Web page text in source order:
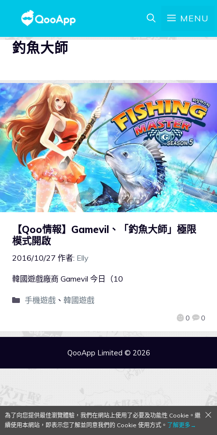
MENU
釣魚大師
【Qoo情報】Gamevil、「釣魚大師」極限
模式開啟
2016/10/27 作者: Elly
0 0
韓國遊戲廠商 Gamevil 今日（10
手機遊戲、 韓國遊戲
QooApp Limited © 2026
為了向您提供最佳瀏覽體驗，我們在網站上使用了必要及功能性 Cookie。繼
續使用本網站，即表示您了解並同意我們的 Cookie 使用方式。 了解更多→